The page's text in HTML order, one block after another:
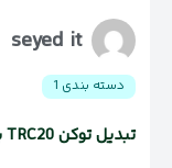
seyed it
دسته بندی 1
تبدیل توکن TRC20 به ERC20